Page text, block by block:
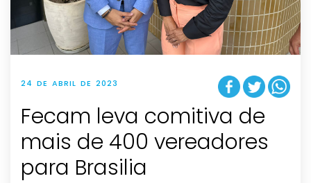
24 DE ABRIL DE 2023
Fecam leva comitiva de
mais de 400 vereadores
para Brasilia